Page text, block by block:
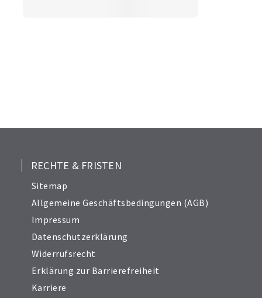
RECHTE & FRISTEN
Sitemap
Allgemeine Geschäftsbedingungen (AGB)
Impressum
Datenschutzerklärung
Widerrufsrecht
Erklärung zur Barrierefreiheit
Karriere